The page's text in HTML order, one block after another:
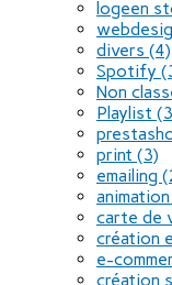
logeen
divers (4)
Spotify
Non
Playlist
print (3)
emailing
carte de
création
e-
création